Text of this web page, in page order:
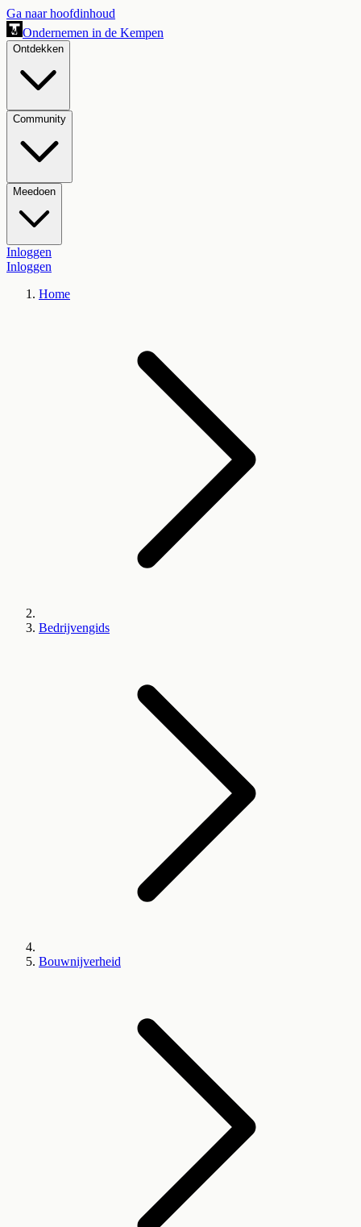
Ga naar hoofdinhoud
Ondernemen in de Kempen
Ontdekken
Community
Meedoen
Inloggen
Inloggen
Home
Bedrijvengids
Bouwnijverheid